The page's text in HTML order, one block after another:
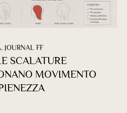
, JOURNAL FF
SCALATURE
MOVIMENTO